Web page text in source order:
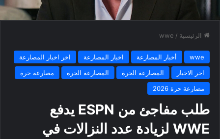
الرئيسية /
wwe
wwe أخبار المصارعة اخبار المصارعة
اخر اخبار المصارعة
اخر الاخبار
المصارعة الحرة المصارعة الحره
مصارعة حرة
مصارعة حرة 2026
طلب مفاجئ من ESPN يدفع
WWE لزيادة عدد النزالات في